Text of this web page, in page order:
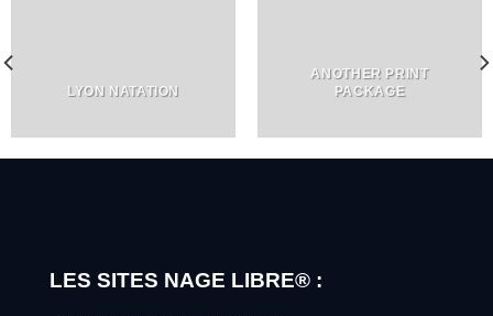
LYON NATATION
ANOTHER PRINT
PACKAGE
LES SITES NAGE LIBRE® :